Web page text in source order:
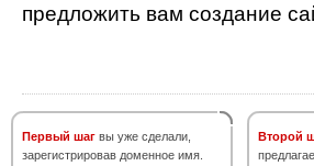
предложить вам создание
Первый шаг вы уже сделали,
зарегистрировав доменное имя.
Второй